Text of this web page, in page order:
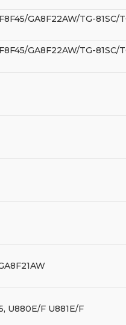
GA8F22AW/TG-81SC/
GA8F22AW/TG-81SC/
U880E/F U881E/F